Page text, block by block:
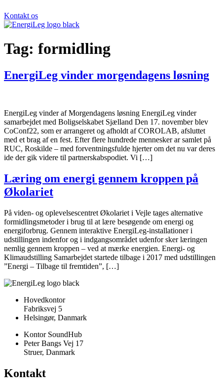
Kontakt os
Tag: formidling
EnergiLeg vinder morgendagens løsning
EnergiLeg vinder af Morgendagens løsning EnergiLeg vinder
samarbejdet med Boligselskabet Sjælland Den 17. november blev
CoConf22, som er arrangeret og afholdt af COROLAB, afsluttet
med et brag af en fest. Efter flere hundrede mennesker ar samlet på
RUC, Roskilde – med forventningsfulde hjerter om det nu var deres
ide der gik videre til partnerskabspodiet. Vi […]
Læring om energi gennem kroppen på
Økolariet
På viden- og oplevelsescentret Økolariet i Vejle tages alternative
formidlingsmetoder i brug til at lære besøgende om energi og
energiforbrug. Gennem interaktive EnergiLeg-installationer i
udstillingen indenfor og i indgangsområdet udenfor sker læringen
nemlig gennem kroppen – ved at mærke energien. Energi- og
Klimaudstilling Samarbejdet startede tilbage i 2017 med udstillingen
”Energi – Tilbage til fremtiden”, […]
Hovedkontor
Fabriksvej 5
Helsingør, Danmark
Kontor SoundHub
Peter Bangs Vej 17
Struer, Danmark
Kontakt